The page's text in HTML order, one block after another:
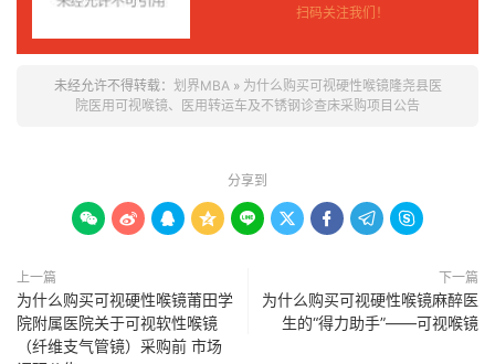
扫码关注我们！
未经允许不得转载： 划界MBA» 为什么购买可视硬性喉镜隆尧县医
院医用可视喉镜、医用转运车及不锈钢诊查床采购项目公告
分享到
        
上一篇
为什么购买可视硬性喉镜莆田学
院附属医院关于可视软性喉镜
（纤维支气管镜）采购前 市场
下一篇
为什么购买可视硬性喉镜麻醉医
生的“得力助手”——可视喉镜